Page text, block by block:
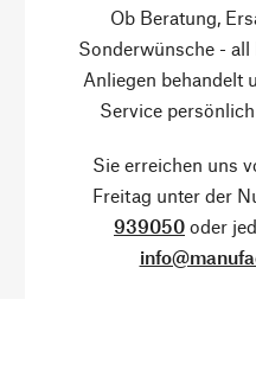
Ob Beratung,
Sonderwünsche - all
Anliegen behandelt
Service
Sie erreichen uns
Freitag unter der
939050 oder